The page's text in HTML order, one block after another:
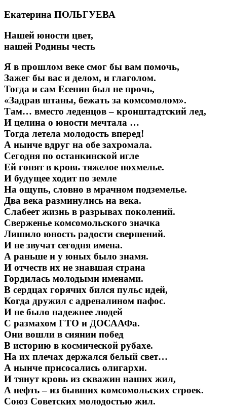
Екатерина ПОЛЬГУЕВА
Нашей юности цвет,
нашей Родины честь
Я в прошлом веке смог бы вам помочь,
Зажег бы вас и делом, и глаголом.
Тогда и сам Есенин был не прочь,
«Задрав штаны, бежать за комсомолом».
Там… вместо леденцов – кронштадтский лед,
И целина о юности мечтала …
Тогда летела молодость вперед!
А нынче вдруг на обе захромала.
Сегодня по останкинской игле
Ей гонят в кровь тяжелое похмелье.
И будущее ходит по земле
На ощупь, словно в мрачном подземелье.
Два века разминулись на века.
Слабеет жизнь в разрывах поколений.
Сверженье комсомольского значка
Лишило юность радости свершений.
И не звучат сегодня имена.
А раньше и у юных было знамя.
И отчеств их не знавшая страна
Гордилась молодыми именами.
В сердцах горячих бился пульс идей,
Когда дружил с адреналином пафос.
И не было надежнее людей
С размахом ГТО и ДОСААФа.
Они вошли в сиянии побед
В историю в космической рубахе.
На их плечах держался белый свет…
А нынче присосались олигархи.
И тянут кровь из скважин наших жил,
А нефть – из бывших комсомольских строек.
Союз Советских молодостью жил.